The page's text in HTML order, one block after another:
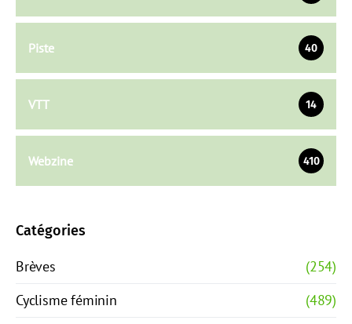
Piste 40
VTT 14
Webzine 410
Catégories
Brèves
(254)
Cyclisme féminin
(489)